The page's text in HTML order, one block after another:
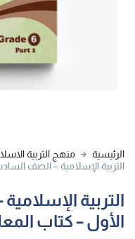
الرئيسية منهج التربية
التربية الإسلامية – الصف
التربية
الأول – كتاب